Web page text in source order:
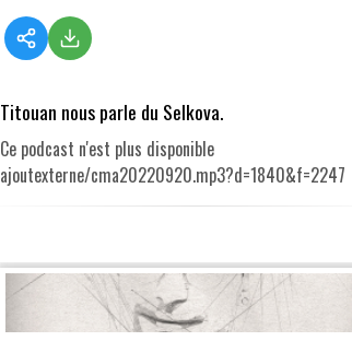
Titouan nous parle du Selkova.
Ce podcast n'est plus disponible
ajoutexterne/cma20220920.mp3?d=1840&f=2247